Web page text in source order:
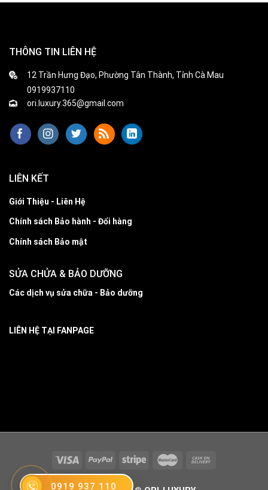
THÔNG TIN LIÊN HỆ
12 Trần Hưng Đạo, Phường Tân Thành, Tỉnh Cà Mau
0919937110
ori.luxury.365@gmail.com
LIÊN KẾT
Giới Thiệu - Liên Hệ
Chính sách Bảo hành - Đổi hàng
Chính sách Bảo mật
SỬA CHỬA & BẢO DƯỠNG
Các dịch vụ sửa chữa - Bảo dưỡng
LIÊN HỆ TẠI FANPAGE
0919 937 110